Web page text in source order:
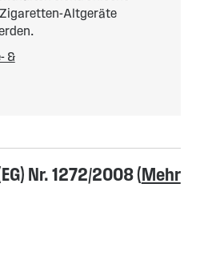
Altgeräte
&
Nr. 1272/2008 (Mehr